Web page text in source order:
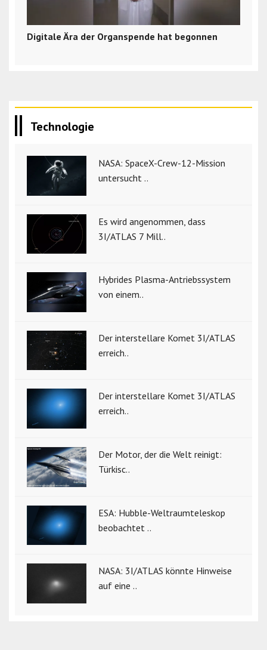
Digitale Ära der Organspende hat begonnen
Technologie
NASA: SpaceX-Crew-12-Mission
untersucht ..
Es wird angenommen, dass
3I/ATLAS 7 Mill..
Hybrides Plasma-Antriebssystem
von einem..
Der interstellare Komet 3I/ATLAS
erreich..
Der interstellare Komet 3I/ATLAS
erreich..
Der Motor, der die Welt reinigt:
Türkisc..
ESA: Hubble-Weltraumteleskop
beobachtet ..
NASA: 3I/ATLAS könnte Hinweise
auf eine ..